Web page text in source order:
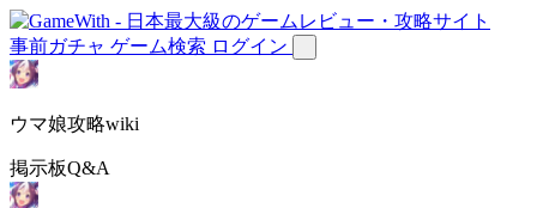
事前ガチャ ゲーム検索 ログイン
ウマ娘攻略wiki
掲示板Q&A